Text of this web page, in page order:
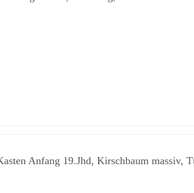
Anfang 19.Jhd, Kirschbaum massiv,